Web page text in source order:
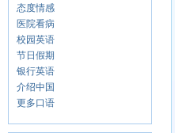
态度情感
医院看病
校园英语
节日假期
银行英语
介绍中国
更多口语